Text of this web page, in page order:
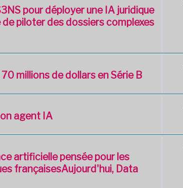
pour déployer une IA juridique
piloter des dossiers complexes
millions de dollars en Série B
agent IA
artificielle pensée pour les
françaisesAujourd'hui, Data